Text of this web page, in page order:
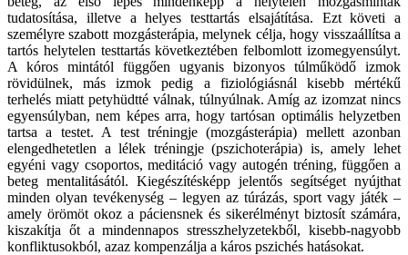
tudatosítása, illetve a helyes testtartás elsajátítása. Ezt követi a
személyre szabott mozgásterápia, melynek célja, hogy visszaállítsa a
tartós helytelen testtartás következtében felbomlott izomegyensúlyt.
A kóros mintától függően ugyanis bizonyos túlműködő izmok
rövidülnek, más izmok pedig a fiziológiásnál kisebb mértékű
terhelés miatt petyhüdtté válnak, túlnyúlnak. Amíg az izomzat nincs
egyensúlyban, nem képes arra, hogy tartósan optimális helyzetben
tartsa a testet. A test tréningje (mozgásterápia) mellett azonban
elengedhetetlen a lélek tréningje (pszichoterápia) is, amely lehet
egyéni vagy csoportos, meditáció vagy autogén tréning, függően a
beteg mentalitásától. Kiegészítésképp jelentős segítséget nyújthat
minden olyan tevékenység – legyen az túrázás, sport vagy játék –
amely örömöt okoz a páciensnek és sikerélményt biztosít számára,
kiszakítja őt a mindennapos stresszhelyzetekből, kisebb-nagyobb
konfliktusokból, azaz kompenzálja a káros pszichés hatásokat.